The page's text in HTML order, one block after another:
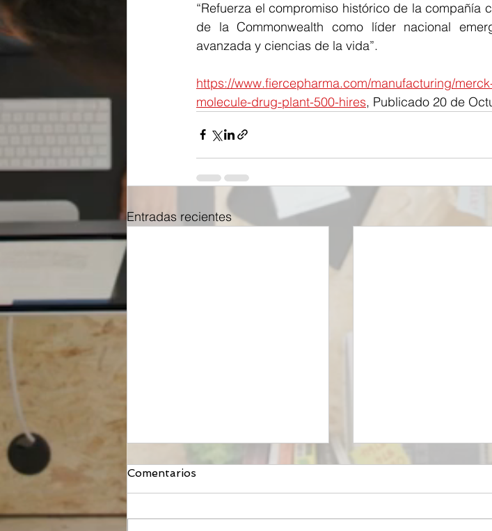
“Refuerza el compromiso histórico de la compañía
de la Commonwealth como líder nacional
avanzada y ciencias de la vida”.
https://www.fiercepharma.com/manufacturing/
molecule-drug-plant-500-hires, Publicado 20 de
Entradas recientes
Comentarios